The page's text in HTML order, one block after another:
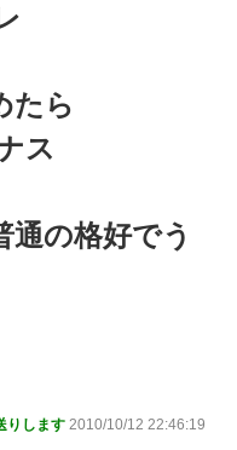
たら
ス
通の格好でう
りします 2010/10/12 22:46:19